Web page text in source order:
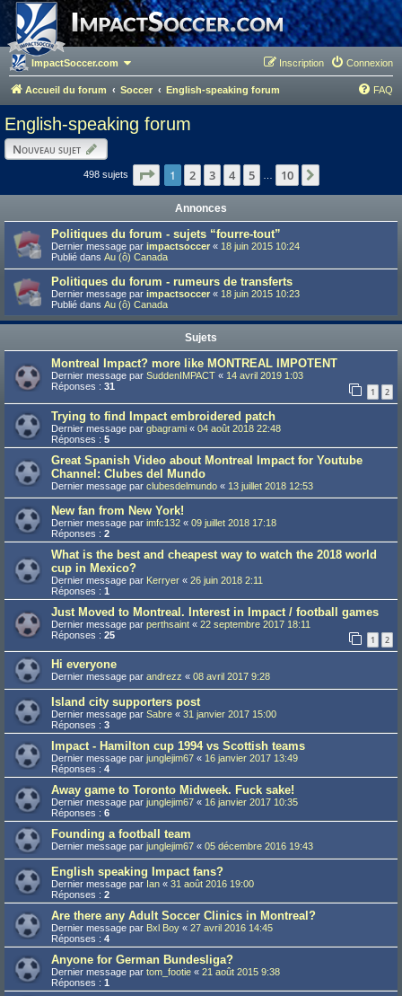
ImpactSoccer.com Connexion
Inscription
Accueil du forum Soccer English-speaking forum FAQ
English-speaking forum
Nouveau sujet
498 sujets Page sur 10
1 2 3 4 5 10
Annonces
Politiques du forum - sujets “fourre-tout”
Dernier message par impactsoccer « 18 juin 2015 10:24
Publié dans Au (ô) Canada
Politiques du forum - rumeurs de transferts
Dernier message par impactsoccer « 18 juin 2015 10:23
Publié dans Au (ô) Canada
Sujets
Montreal Impact? more like MONTREAL IMPOTENT
Dernier message par SuddenIMPACT « 14 avril 2019 1:03
Réponses : 31 1 2
Trying to find Impact embroidered patch
Dernier message par gbagrami « 04 août 2018 22:48
Réponses : 5
Great Spanish Video about Montreal Impact for Youtube
Channel: Clubes del Mundo
Dernier message par clubesdelmundo « 13 juillet 2018 12:53
New fan from New York!
Dernier message par imfc132 « 09 juillet 2018 17:18
Réponses : 2
What is the best and cheapest way to watch the 2018 world
cup in Mexico?
Dernier message par Kerryer « 26 juin 2018 2:11
Réponses : 1
Just Moved to Montreal. Interest in Impact / football games
Dernier message par perthsaint « 22 septembre 2017 18:11
Réponses : 25 1 2
Hi everyone
Dernier message par andrezz « 08 avril 2017 9:28
Island city supporters post
Dernier message par Sabre « 31 janvier 2017 15:00
Réponses : 3
Impact - Hamilton cup 1994 vs Scottish teams
Dernier message par junglejim67 « 16 janvier 2017 13:49
Réponses : 4
Away game to Toronto Midweek. Fuck sake!
Dernier message par junglejim67 « 16 janvier 2017 10:35
Réponses : 6
Founding a football team
Dernier message par junglejim67 « 05 décembre 2016 19:43
English speaking Impact fans?
Dernier message par Ian « 31 août 2016 19:00
Réponses : 2
Are there any Adult Soccer Clinics in Montreal?
Dernier message par Bxl Boy « 27 avril 2016 14:45
Réponses : 4
Anyone for German Bundesliga?
Dernier message par tom_footie « 21 août 2015 9:38
Réponses : 1